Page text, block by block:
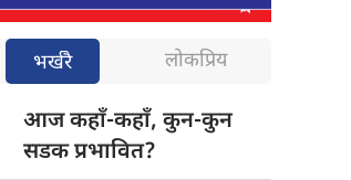
भर्खरै लोकप्रिय
आज कहाँ-कहाँ, कुन-कुन
सडक प्रभावित?